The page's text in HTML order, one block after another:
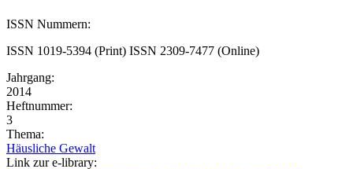
ISSN Nummern:
ISSN 1019-5394 (Print) ISSN 2309-7477 (Online)
Jahrgang:
2014
Heftnummer:
3
Thema:
Häusliche Gewalt
Link zur e-library: